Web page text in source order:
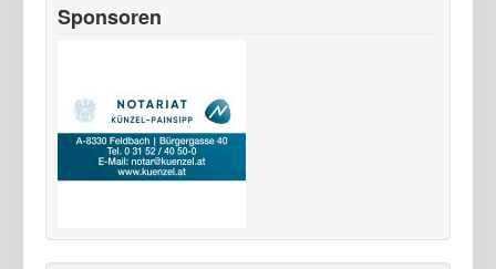
Sponsoren